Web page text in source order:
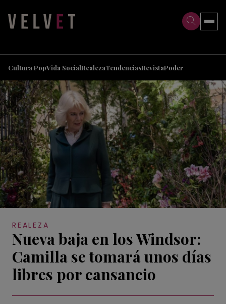
Cultura PopVida SocialRealezaTendenciasRevistaPoder
REALEZA
Nueva baja en los Windsor:
Camilla se tomará unos días
libres por cansancio